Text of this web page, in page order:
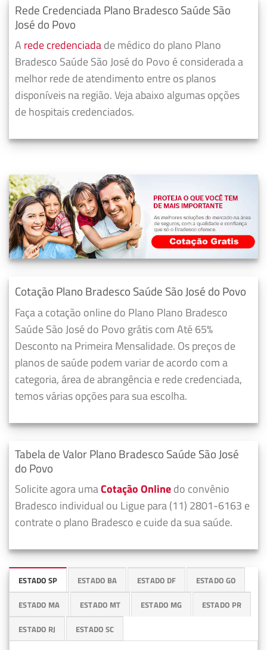
Rede Credenciada Plano Bradesco Saúde São
José do Povo
A rede credenciadade médico do plano Plano
Bradesco Saúde São José do Povo é considerada a
melhor rede de atendimento entre os planos
disponíveis na região. Veja abaixo algumas opções
de hospitais credenciados.
Cotação Plano Bradesco Saúde São José do Povo
Faça a cotação online do Plano Plano Bradesco
Saúde São José do Povo grátis com Até 65%
Desconto na Primeira Mensalidade. Os preços de
planos de saúde podem variar de acordo com a
categoria, área de abrangência e rede credenciada,
temos várias opções para sua escolha.
Tabela de Valor Plano Bradesco Saúde São José
do Povo
Solicite agora umaCotação Onlinedo convênio
Bradesco individual ou Ligue para (11) 2801-6163 e
contrate o plano Bradesco e cuide da sua saúde.
ESTADO SP ESTADO BA ESTADO DF ESTADO GO
ESTADO MA ESTADO MT ESTADO MG ESTADO PR
ESTADO RJ ESTADO SC